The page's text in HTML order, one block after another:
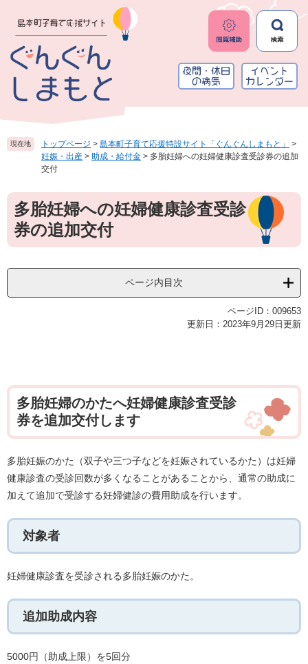
。
て
本
文
現在地 トップページ > 島本町子育て応援特設サイト「ぐんぐんしまもと」
>
妊娠・出産 > 助成・給付金 > 多胎妊婦への妊婦健康診査受診券の追加
交付
本
文多胎妊婦への妊婦健康診査受診
券の追加交付
ページ内目次
ページID：009653
更新日：2023年9月29日更新
多胎妊婦のかたへ妊婦健康診査受診
券を追加交付します
多胎妊娠のかた（双子や三つ子などを妊娠されているかた）は妊婦
健康診査の受診回数が多くなることがあることから、通常の助成に
加えて追加で受診する妊婦健診の費用助成を行います。
対象者
妊婦健康診査を受診される多胎妊娠のかた。
追加助成内容
5000円（助成上限）を5回分